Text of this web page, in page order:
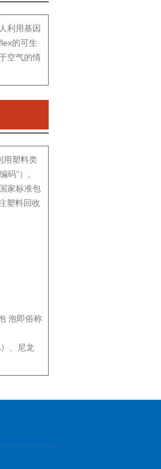
利用基因
的可生
空气的情
用塑料类
码”）。
家标准包
塑料回收
泡即俗称
、尼龙